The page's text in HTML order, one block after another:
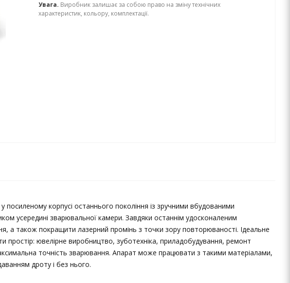
Увага. Виробник залишає за собою право на зміну технічних
характеристик, кольору, комплектації.
корпусі останнього покоління із зручними вбудованими
усередині зварювальної камери. Завдяки останнім удосконаленим
а також покращити лазерний промінь з точки зору повторюваності. Ідеальне
простір: ювелірне виробництво, зуботехніка, приладобудування, ремонт
точність зварювання. Апарат може працювати з такими матеріалами,
дроту і без нього.